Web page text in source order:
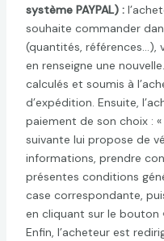
système PAYPAL) :
souhaite commander
(quantités, références…),
en renseigne une
calculés et soumis à
d’expédition. Ensuite,
paiement de son choix : «
suivante lui propose de
informations, prendre
présentes conditions
case correspondante,
en cliquant sur le bouton
Enfin, l’acheteur est